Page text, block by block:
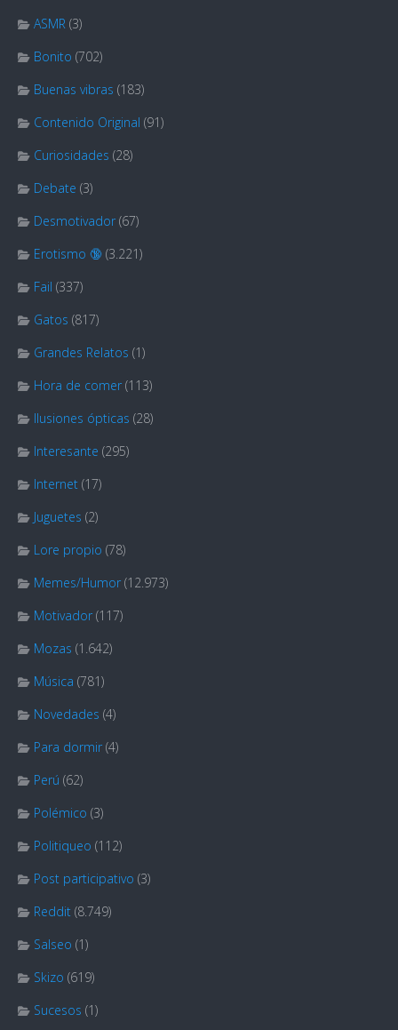
ASMR (3)
Bonito (702)
Buenas vibras (183)
Contenido Original (91)
Curiosidades (28)
Debate (3)
Desmotivador (67)
Erotismo 🔞 (3.221)
Fail (337)
Gatos (817)
Grandes Relatos (1)
Hora de comer (113)
Ilusiones ópticas (28)
Interesante (295)
Internet (17)
Juguetes (2)
Lore propio (78)
Memes/Humor (12.973)
Motivador (117)
Mozas (1.642)
Música (781)
Novedades (4)
Para dormir (4)
Perú (62)
Polémico (3)
Politiqueo (112)
Post participativo (3)
Reddit (8.749)
Salseo (1)
Skizo (619)
Sucesos (1)